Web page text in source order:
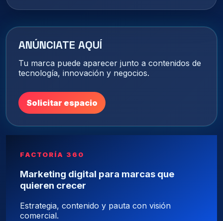
ANÚNCIATE AQUÍ
Tu marca puede aparecer junto a contenidos de
tecnología, innovación y negocios.
Solicitar espacio
FACTORÍA 360
Marketing digital para marcas que
quieren crecer
Estrategia, contenido y pauta con visión
comercial.